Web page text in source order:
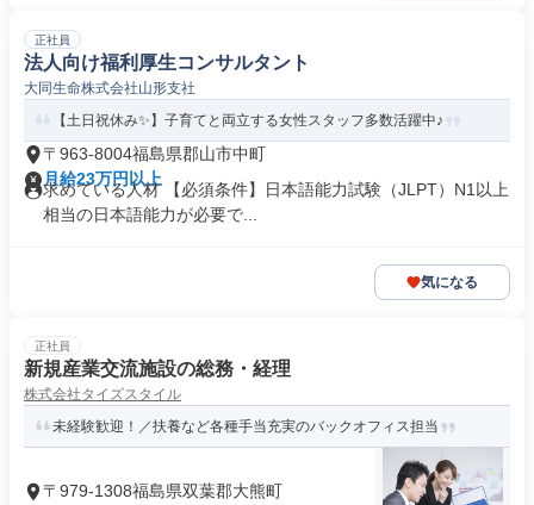
正社員
法人向け福利厚生コンサルタント
大同生命株式会社山形支社
【土日祝休み✨】子育てと両立する女性スタッフ多数活躍中♪
〒963-8004福島県郡山市中町
月給23万円以上
求めている人材 【必須条件】日本語能力試験（JLPT）N1以上
相当の日本語能力が必要で...
気になる
正社員
新規産業交流施設の総務・経理
株式会社タイズスタイル
未経験歓迎！／扶養など各種手当充実のバックオフィス担当
〒979-1308福島県双葉郡大熊町